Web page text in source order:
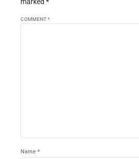
marked *
COMMENT*
Name *